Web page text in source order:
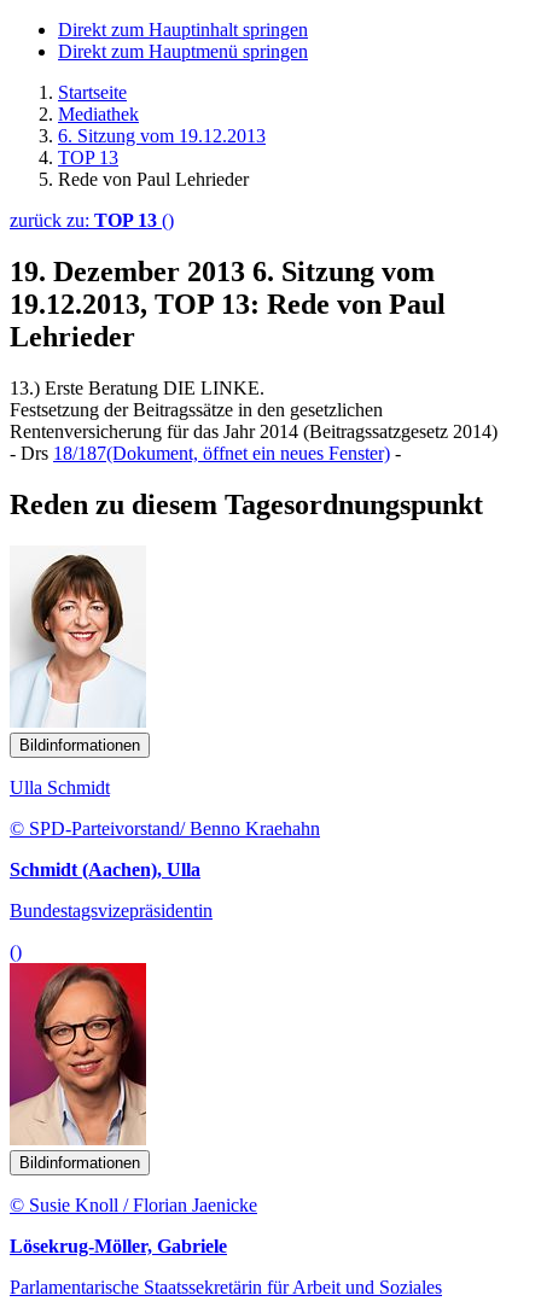
Direkt zum Hauptinhalt springen
Direkt zum Hauptmenü springen
Startseite
Mediathek
6. Sitzung vom 19.12.2013
TOP 13
Rede von Paul Lehrieder
zurück zu: TOP 13 ()
19. Dezember 2013 6. Sitzung vom
19.12.2013, TOP 13: Rede von Paul
Lehrieder
13.) Erste Beratung DIE LINKE.
Festsetzung der Beitragssätze in den gesetzlichen
Rentenversicherung für das Jahr 2014 (Beitragssatzgesetz 2014)
- Drs 18/187(Dokument, öffnet ein neues Fenster) -
Reden zu diesem Tagesordnungspunkt
Bildinformationen
Ulla Schmidt
© SPD-Parteivorstand/ Benno Kraehahn
Schmidt (Aachen), Ulla
Bundestagsvizepräsidentin
()
Bildinformationen
© Susie Knoll / Florian Jaenicke
Lösekrug-Möller, Gabriele
Parlamentarische Staatssekretärin für Arbeit und Soziales